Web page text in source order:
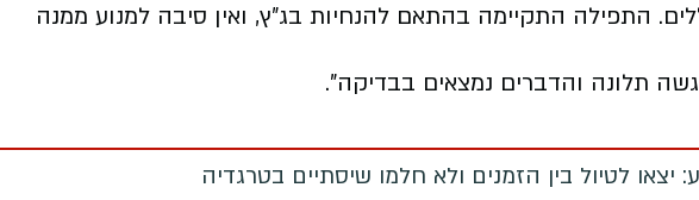
התפילה התקיימה בהתאם להנחיות בג״ץ, ואין סיבה למנוע ממנה
תלונה והדברים נמצאים בבדיקה".
יצאו לטיול בין הזמנים ולא חלמו שיסתיים בטרגדיה